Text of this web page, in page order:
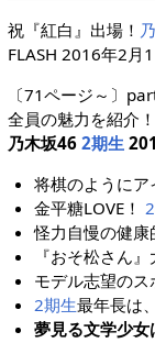
祝『紅白』出場！
FLASH 2016年2月
〔71ページ～〕
全員の魅力を紹介！
乃木坂46 2期生
将棋のように
金平糖LOVE！
怪力自慢の健
『おそ松さん
モデル志望の
2期生最年長は
夢見る文学少